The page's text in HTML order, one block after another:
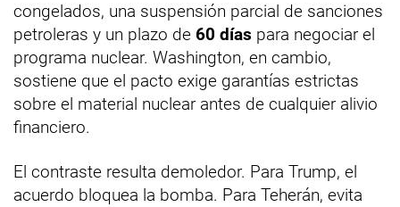
congelados, una suspensión parcial de sanciones
petroleras y un plazo de 60 días para negociar el
programa nuclear. Washington, en cambio,
sostiene que el pacto exige garantías estrictas
sobre el material nuclear antes de cualquier alivio
financiero.
El contraste resulta demoledor. Para Trump, el
acuerdo bloquea la bomba. Para Teherán, evita